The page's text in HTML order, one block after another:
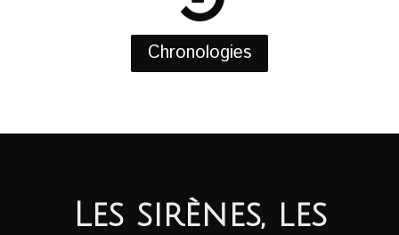
Chronologies
Les sirènes, les